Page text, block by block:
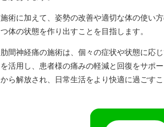
施術に加えて、姿勢の改善や適切な体の使い
つ体の状態を作り出すことを目指します。
肋間神経痛の施術は、個々の症状や状態に応
を活用し、患者様の痛みの軽減と回復をサポ
から解放され、日常生活をより快適に過ごすこ